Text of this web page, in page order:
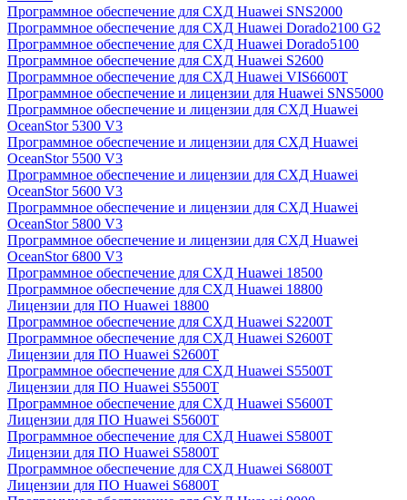
Программное обеспечение для СХД Huawei SNS2000
Программное обеспечение для СХД Huawei Dorado2100 G2
Программное обеспечение для СХД Huawei Dorado5100
Программное обеспечение для СХД Huawei S2600
Программное обеспечение для СХД Huawei VIS6600T
Программное обеспечение и лицензии для Huawei SNS5000
Программное обеспечение и лицензии для СХД Huawei
OceanStor 5300 V3
Программное обеспечение и лицензии для СХД Huawei
OceanStor 5500 V3
Программное обеспечение и лицензии для СХД Huawei
OceanStor 5600 V3
Программное обеспечение и лицензии для СХД Huawei
OceanStor 5800 V3
Программное обеспечение и лицензии для СХД Huawei
OceanStor 6800 V3
Программное обеспечение для СХД Huawei 18500
Программное обеспечение для СХД Huawei 18800
Лицензии для ПО Huawei 18800
Программное обеспечение для СХД Huawei S2200T
Программное обеспечение для СХД Huawei S2600T
Лицензии для ПО Huawei S2600T
Программное обеспечение для СХД Huawei S5500T
Лицензии для ПО Huawei S5500T
Программное обеспечение для СХД Huawei S5600T
Лицензии для ПО Huawei S5600T
Программное обеспечение для СХД Huawei S5800T
Лицензии для ПО Huawei S5800T
Программное обеспечение для СХД Huawei S6800T
Лицензии для ПО Huawei S6800T